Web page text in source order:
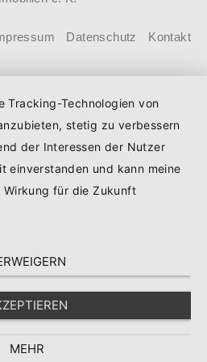
Familien mit einem
Förderhöchstbetrag von
125.000 Euro) und für
drei und mehr Kindern auf
von „Jung kauft Alt“
des
und Bauwesen
Heute liegt der
10 Jahren Zinsbindung bei
Datenschutz Kontakt
Tracking-Technologien von
stetig zu verbessern
der Interessen der Nutzer
einverstanden und kann meine
Wirkung für die Zukunft
MEHR